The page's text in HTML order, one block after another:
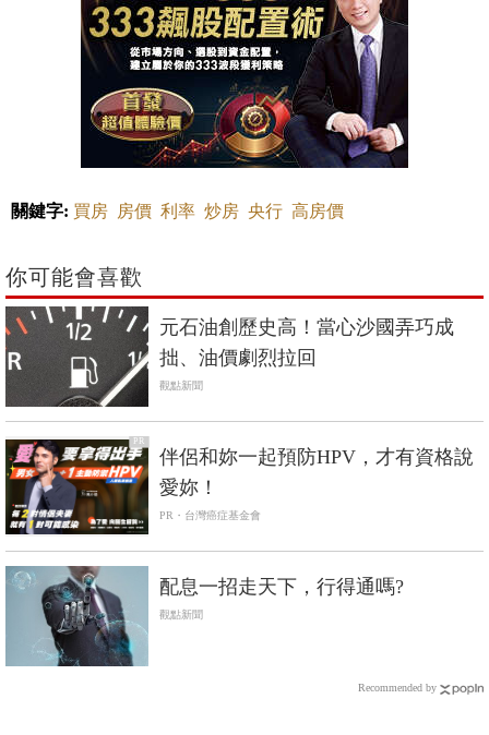
關鍵字: 買房 房價 利率 炒房 央行 高房價
你可能會喜歡
元石油創歷史高！當心沙國弄巧成
拙、油價劇烈拉回
觀點新聞
PR
伴侶和妳一起預防HPV，才有資格說
愛妳！
PR・台灣癌症基金會
配息一招走天下，行得通嗎?
觀點新聞
Recommended by